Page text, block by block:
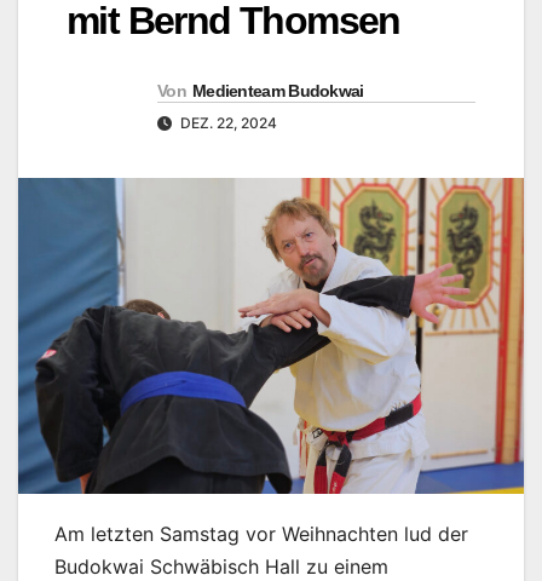
mit Bernd Thomsen
Von Medienteam Budokwai
DEZ. 22, 2024
Am letzten Samstag vor Weihnachten lud der
Budokwai Schwäbisch Hall zu einem